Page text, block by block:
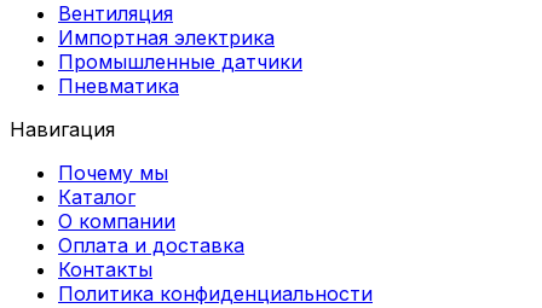
Вентиляция
Импортная электрика
Промышленные датчики
Пневматика
Навигация
Почему мы
Каталог
О компании
Оплата и доставка
Контакты
Политика конфиденциальности